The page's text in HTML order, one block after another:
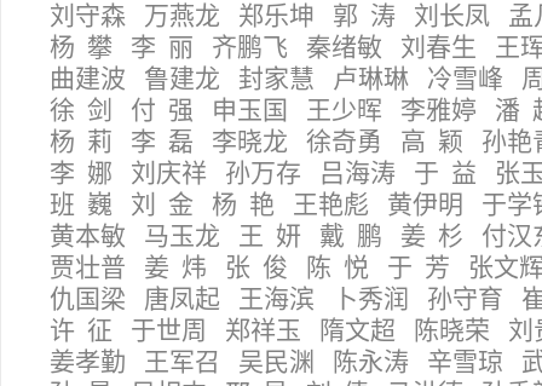
刘守森 万燕龙 郑乐坤 郭 涛 刘长凤
杨 攀 李 丽 齐鹏飞 秦绪敏 刘春生 王
曲建波 鲁建龙 封家慧 卢琳琳 冷雪峰
徐 剑 付 强 申玉国 王少晖 李雅婷 潘
杨 莉 李 磊 李晓龙 徐奇勇 高 颖 孙
李 娜 刘庆祥 孙万存 吕海涛 于 益 张
班 巍 刘 金 杨 艳 王艳彪 黄伊明 于
黄本敏 马玉龙 王 妍 戴 鹏 姜 杉 付
贾壮普 姜 炜 张 俊 陈 悦 于 芳 张文
仇国梁 唐凤起 王海滨 卜秀润 孙守育
许 征 于世周 郑祥玉 隋文超 陈晓荣
姜孝勤 王军召 吴民渊 陈永涛 辛雪